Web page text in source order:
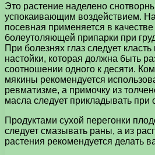
Это растение наделено
успокаивающим воздействием.
посевная применяется в
болеутоляющей припарки при
При болезнях глаз следует
настойки, которая должна быть
соотношении одного к десяти.
мякины рекомендуется
ревматизме, а примочку из
масла следует прикладывать при
Продуктами сухой перегонки
следует смазывать раны, а из
растения рекомендуется делать